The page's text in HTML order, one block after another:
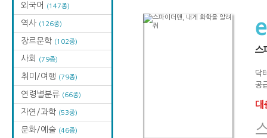
외국어 (147종)
역사 (126종)
장르문학 (102종)
사회 (79종)
취미/여행 (79종)
연령별분류 (66종)
자연/과학 (53종)
문화/예술 (46종)
스
닥
공
대